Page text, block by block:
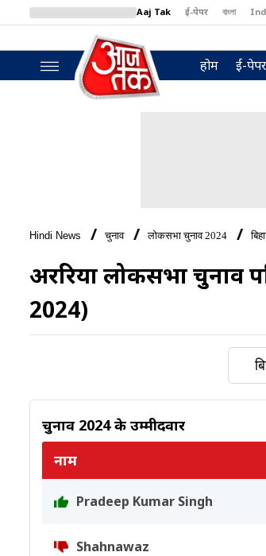
Aaj Tak ई-पेपर বাংলা
BT Bazaar
होम ई-पेपर
Hindi News चुनाव लोकसभा चुनाव 2024
अररिया लोकसभा चुनाव
2024)
चुनाव 2024 के उम्मीदवार
नाम
Pradeep Kumar Singh
Shahnawaz